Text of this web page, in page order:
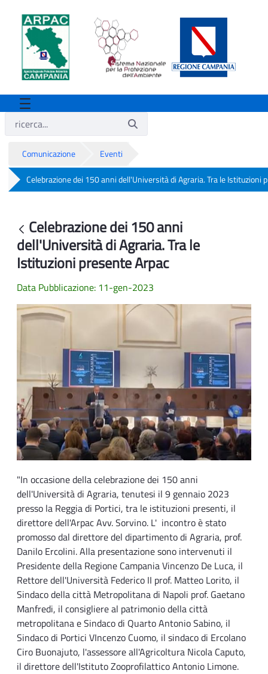
Comunicazione Eventi
Celebrazione dei 150 anni dell'Università di Agraria. Tra le Istituzioni
Indietro
Celebrazione dei 150 anni
dell'Università di Agraria. Tra le
Istituzioni presente Arpac
Data Pubblicazione: 11-gen-2023
"In occasione della celebrazione dei 150 anni
dell'Università di Agraria, tenutesi il 9 gennaio 2023
presso la Reggia di Portici, tra le istituzioni presenti, il
direttore dell'Arpac Avv. Sorvino. L' incontro è stato
promosso dal direttore del dipartimento di Agraria, prof.
Danilo Ercolini. Alla presentazione sono intervenuti il
Presidente della Regione Campania Vincenzo De Luca, il
Rettore dell'Università Federico II prof. Matteo Lorito, il
Sindaco della città Metropolitana di Napoli prof. Gaetano
Manfredi, il consigliere al patrimonio della città
metropolitana e Sindaco di Quarto Antonio Sabino, il
Sindaco di Portici VIncenzo Cuomo, il sindaco di Ercolano
Ciro Buonajuto, l'assessore all'Agricoltura Nicola Caputo,
il direttore dell'Istituto Zooprofilattico Antonio Limone.